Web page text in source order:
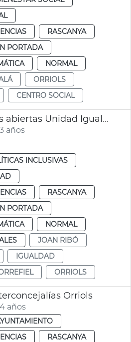
RASCANYA
PORTADA
NORMAL
ORRIOLS
CENTRO SOCIAL
Jornada puertas abiertas Unidad Igualdad Torrefiel-Orriols
años
INCLUSIVAS
RASCANYA
PORTADA
NORMAL
JOAN RIBÓ
IGUALDAD
ORRIOLS
Orriols
años
RASCANYA